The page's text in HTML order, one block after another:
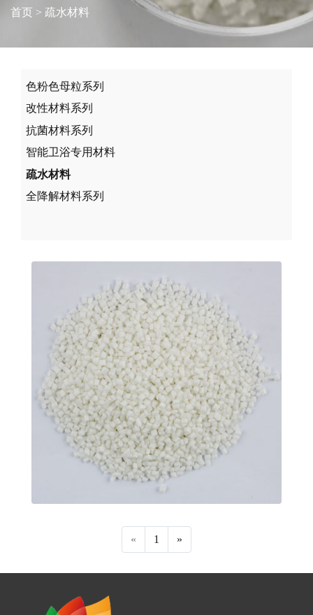
首页 > 疏水材料
色粉色母粒系列
改性材料系列
抗菌材料系列
智能卫浴专用材料
疏水材料
全降解材料系列
« 1 »